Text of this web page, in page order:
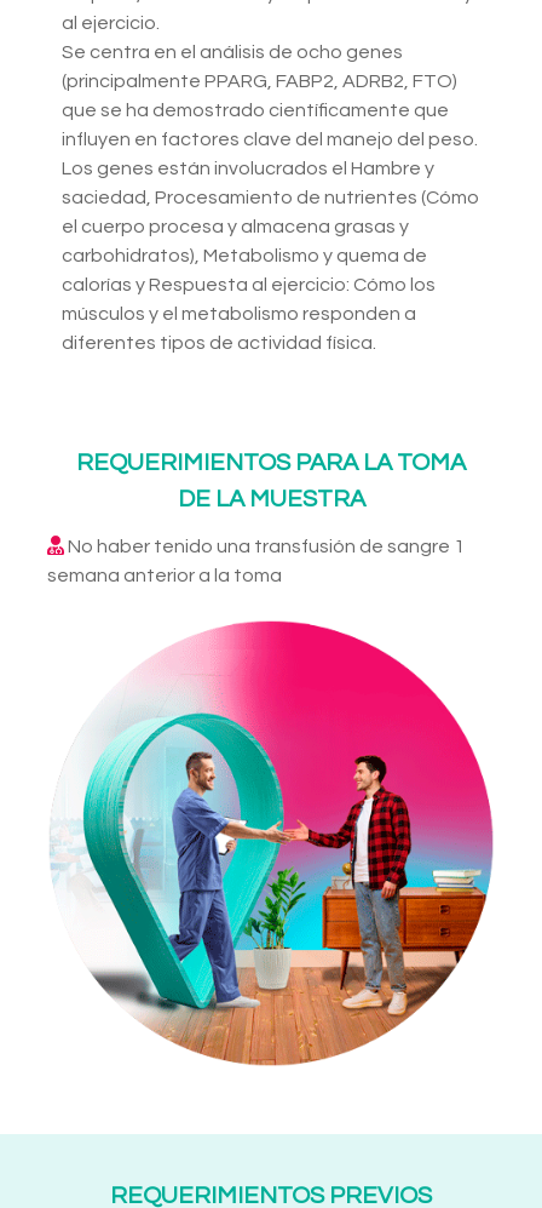
al ejercicio.
Se centra en el análisis de ocho genes
(principalmente PPARG, FABP2, ADRB2, FTO)
que se ha demostrado científicamente que
influyen en factores clave del manejo del peso.
Los genes están involucrados el Hambre y
saciedad, Procesamiento de nutrientes (Cómo
el cuerpo procesa y almacena grasas y
carbohidratos), Metabolismo y quema de
calorías y Respuesta al ejercicio: Cómo los
músculos y el metabolismo responden a
diferentes tipos de actividad física.
REQUERIMIENTOS PARA LA TOMA
DE LA MUESTRA
No haber tenido una transfusión de sangre 1
semana anterior a la toma
REQUERIMIENTOS PREVIOS